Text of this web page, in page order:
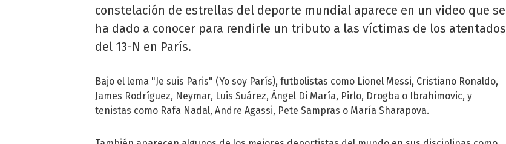
constelación de estrellas del deporte mundial aparece en un video que se
ha dado a conocer para rendirle un tributo a las víctimas de los atentados
del 13-N en París.
Bajo el lema "Je suis Paris" (Yo soy París), futbolistas como Lionel Messi, Cristiano Ronaldo,
James Rodríguez, Neymar, Luis Suárez, Ángel Di María, Pirlo, Drogba o Ibrahimovic, y
tenistas como Rafa Nadal, Andre Agassi, Pete Sampras o María Sharapova.